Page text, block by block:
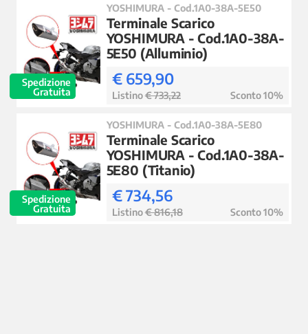
Spedizione
Gratuita
YOSHIMURA - Cod.1A0-38A-5E50
Terminale Scarico
YOSHIMURA - Cod.1A0-38A-
5E50 (Alluminio)
€ 659,90
Listino€ 733,22 Sconto 10%
Spedizione
Gratuita
YOSHIMURA - Cod.1A0-38A-5E80
Terminale Scarico
YOSHIMURA - Cod.1A0-38A-
5E80 (Titanio)
€ 734,56
Listino€ 816,18 Sconto 10%